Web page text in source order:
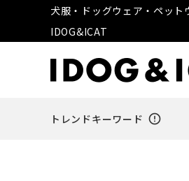
犬服・ドッグウェア・ペッ
IDOG&ICAT
トレンドキーワード error_outline